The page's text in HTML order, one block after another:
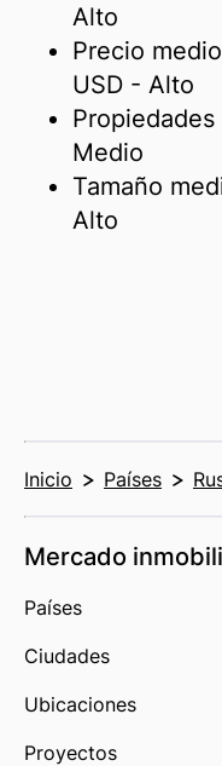
Alto
Precio
USD - Alto
Medio
Tamaño
Alto
Inicio Países
Mercado
Países
Ciudades
Ubicaciones
Proyectos